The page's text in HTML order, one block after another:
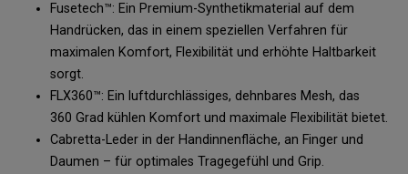
Fusetech™: Ein Premium-Synthetikmaterial auf dem
Handrücken, das in einem speziellen Verfahren für
maximalen Komfort, Flexibilität und erhöhte Haltbarkeit
sorgt.
FLX360™: Ein luftdurchlässiges, dehnbares Mesh, das
360 Grad kühlen Komfort und maximale Flexibilität bietet.
Cabretta-Leder in der Handinnenfläche, an Finger und
Daumen – für optimales Tragegefühl und Grip.